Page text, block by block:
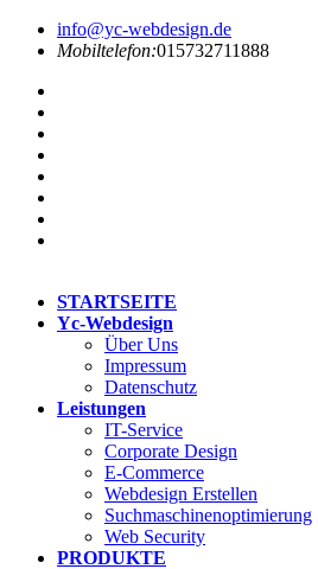
info@yc-webdesign.de
Mobiltelefon:015732711888
STARTSEITE
Yc-Webdesign
Über Uns
Impressum
Datenschutz
Leistungen
IT-Service
Corporate Design
E-Commerce
Webdesign Erstellen
Suchmaschinenoptimierung
Web Security
PRODUKTE